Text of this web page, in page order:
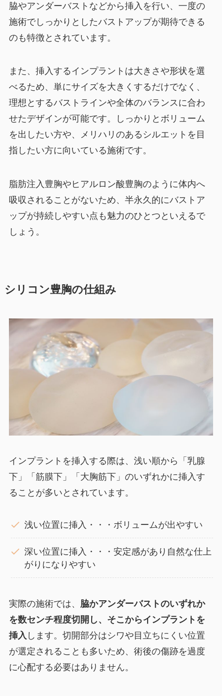
脇やアンダーバストなどから挿入を行い、一度の
施術でしっかりとしたバストアップが期待できる
のも特徴とされています。
また、挿入するインプラントは大きさや形状を選
べるため、単にサイズを大きくするだけでなく、
理想とするバストラインや全体のバランスに合わ
せたデザインが可能です。しっかりとボリューム
を出したい方や、メリハリのあるシルエットを目
指したい方に向いている施術です。
脂肪注入豊胸やヒアルロン酸豊胸のように体内へ
吸収されることがないため、半永久的にバストア
ップが持続しやすい点も魅力のひとつといえるで
しょう。
シリコン豊胸の仕組み
インプラントを挿入する際は、浅い順から「乳腺
下」「筋膜下」「大胸筋下」のいずれかに挿入す
ることが多いとされています。
浅い位置に挿入・・・ボリュームが出やすい
深い位置に挿入・・・安定感があり自然な仕上
がりになりやすい
実際の施術では、 脇かアンダーバストのいずれか
を数センチ程度切開し、そこからインプラントを
挿入 します。切開部分はシワや目立ちにくい位置
が選定されることも多いため、術後の傷跡を過度
に心配する必要はありません。